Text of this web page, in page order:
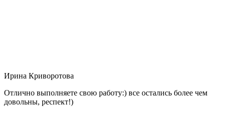
Ирина Криворотова
Отлично выполняете свою работу:) все остались более чем
довольны, респект!)